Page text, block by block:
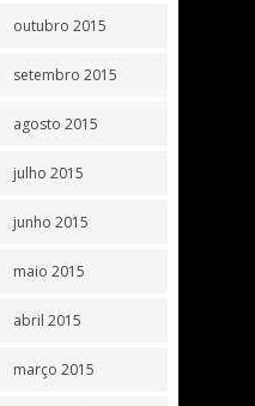
outubro 2015
setembro 2015
agosto 2015
julho 2015
junho 2015
maio 2015
abril 2015
março 2015